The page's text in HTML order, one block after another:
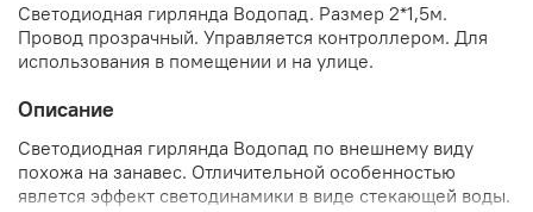
Светодиодная гирлянда Водопад. Размер 2*1,5м.
Провод прозрачный. Управляется контроллером. Для
использования в помещении и на улице.
Описание
Светодиодная гирлянда Водопад по внешнему виду
похожа на занавес. Отличительной особенностью
явлется эффект светодинамики в виде стекающей воды.